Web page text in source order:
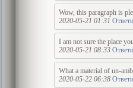
Wow, this paragraph is
2020-05-21 01:31
I am not sure the place
2020-05-21 08:33
What a material of un-
2020-05-22 06:38